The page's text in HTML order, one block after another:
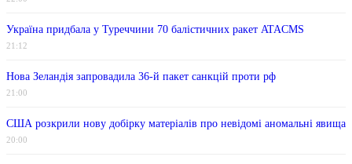
Україна придбала у Туреччини 70 балістичних ракет ATACMS
21:12
Нова Зеландія запровадила 36-й пакет санкцій проти рф
21:00
США розкрили нову добірку матеріалів про невідомі аномальні явища
20:00